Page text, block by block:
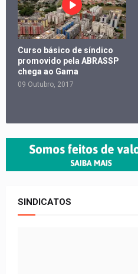
Curso básico de síndico
promovido pela ABRASSP
chega ao Gama
09 Outubro, 2017
SINDICATOS